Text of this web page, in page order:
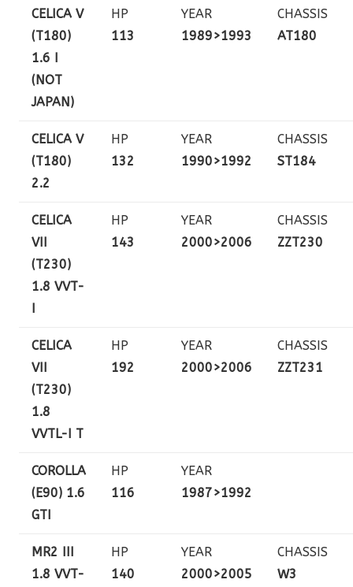
CELICA V
(T180)
1.6 I
(NOT
JAPAN)
HP
113
YEAR
1989>1993
CHASSIS
AT180
CELICA V
(T180)
2.2
HP
132
YEAR
1990>1992
CHASSIS
ST184
CELICA
VII
(T230)
1.8 VVT-
I
HP
143
YEAR
2000>2006
CHASSIS
ZZT230
CELICA
VII
(T230)
1.8
VVTL-I T
HP
192
YEAR
2000>2006
CHASSIS
ZZT231
COROLLA
(E90) 1.6
GTI
HP
116
YEAR
1987>1992
MR2 III
1.8 VVT-
HP
140
YEAR
2000>2005
CHASSIS
W3